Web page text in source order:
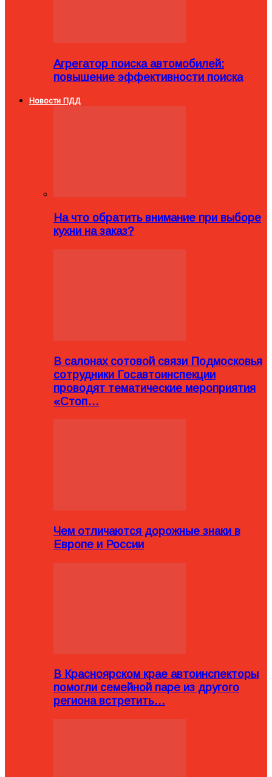
Агрегатор поиска автомобилей:
повышение эффективности поиска
Новости ПДД
На что обратить внимание при выборе
кухни на заказ?
В салонах сотовой связи Подмосковья
сотрудники Госавтоинспекции
проводят тематические мероприятия
«Стоп…
Чем отличаются дорожные знаки в
Европе и России
В Красноярском крае автоинспекторы
помогли семейной паре из другого
региона встретить…